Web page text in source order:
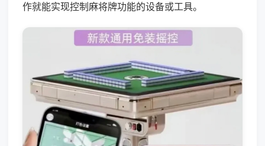
作就能实现控制麻将牌功能的设备或工具。